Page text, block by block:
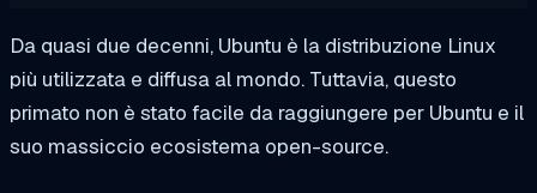
Da quasi due decenni, Ubuntu è la distribuzione Linux
più utilizzata e diffusa al mondo. Tuttavia, questo
primato non è stato facile da raggiungere per Ubuntu e il
suo massiccio ecosistema open-source.